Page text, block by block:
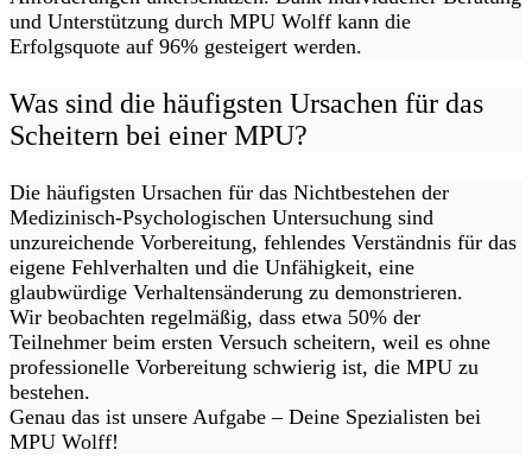
und Unterstützung durch MPU Wolff kann die
Erfolgsquote auf 96% gesteigert werden.
Was sind die häufigsten Ursachen für das
Scheitern bei einer MPU?
Die häufigsten Ursachen für das Nichtbestehen der
Medizinisch-Psychologischen Untersuchung sind
unzureichende Vorbereitung, fehlendes Verständnis für das
eigene Fehlverhalten und die Unfähigkeit, eine
glaubwürdige Verhaltensänderung zu demonstrieren.
Wir beobachten regelmäßig, dass etwa 50% der
Teilnehmer beim ersten Versuch scheitern, weil es ohne
professionelle Vorbereitung schwierig ist, die MPU zu
bestehen.
Genau das ist unsere Aufgabe – Deine Spezialisten bei
MPU Wolff!